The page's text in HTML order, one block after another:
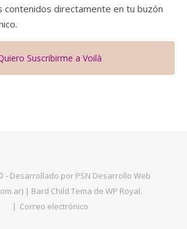
contenidos directamente en tu buzón
Suscribirme a Voilà
- Desarrollado por PSN Desarrollo Web
| Bard Child Tema de WP Royal.
Correo electrónico